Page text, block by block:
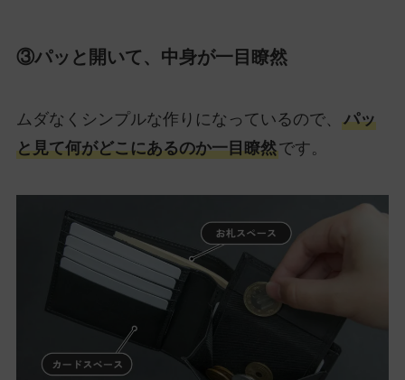
③パッと開いて、中身が一目瞭然
ムダなくシンプルな作りになっているので、 パッ
と見て何がどこにあるのか一目瞭然です。